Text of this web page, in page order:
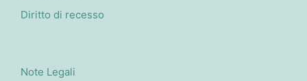
Diritto di recesso
Note Legali